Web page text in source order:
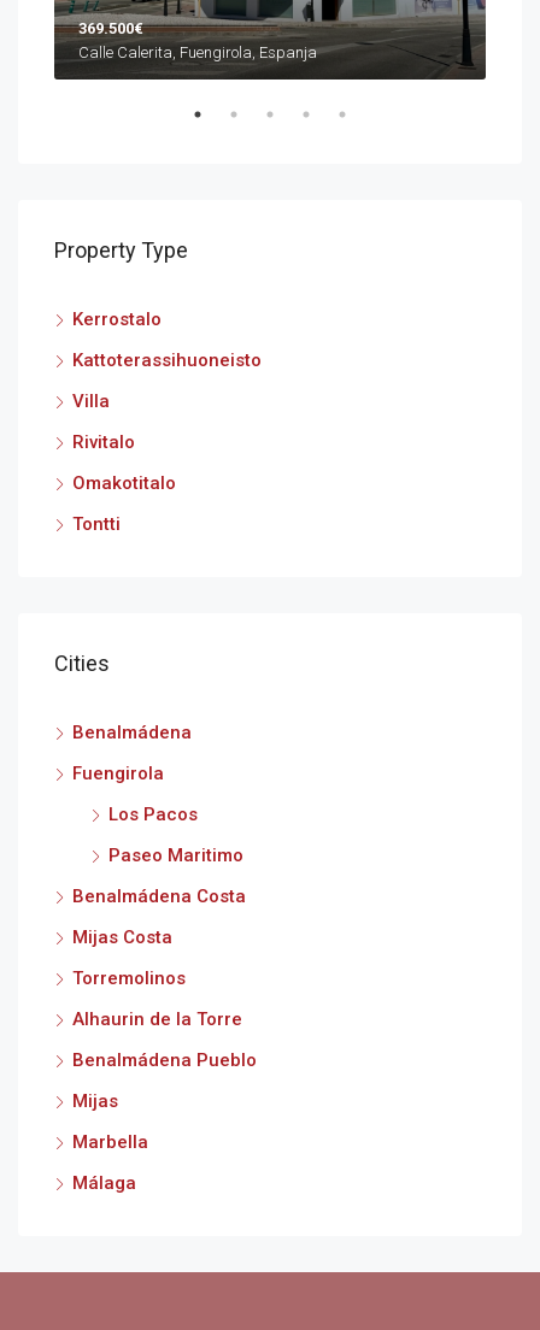
369.500€
Calle Calerita, Fuengirola, Espanja
Property Type
Kerrostalo
Kattoterassihuoneisto
Villa
Rivitalo
Omakotitalo
Tontti
Cities
Benalmádena
Fuengirola
Los Pacos
Paseo Maritimo
Benalmádena Costa
Mijas Costa
Torremolinos
Alhaurin de la Torre
Benalmádena Pueblo
Mijas
Marbella
Málaga